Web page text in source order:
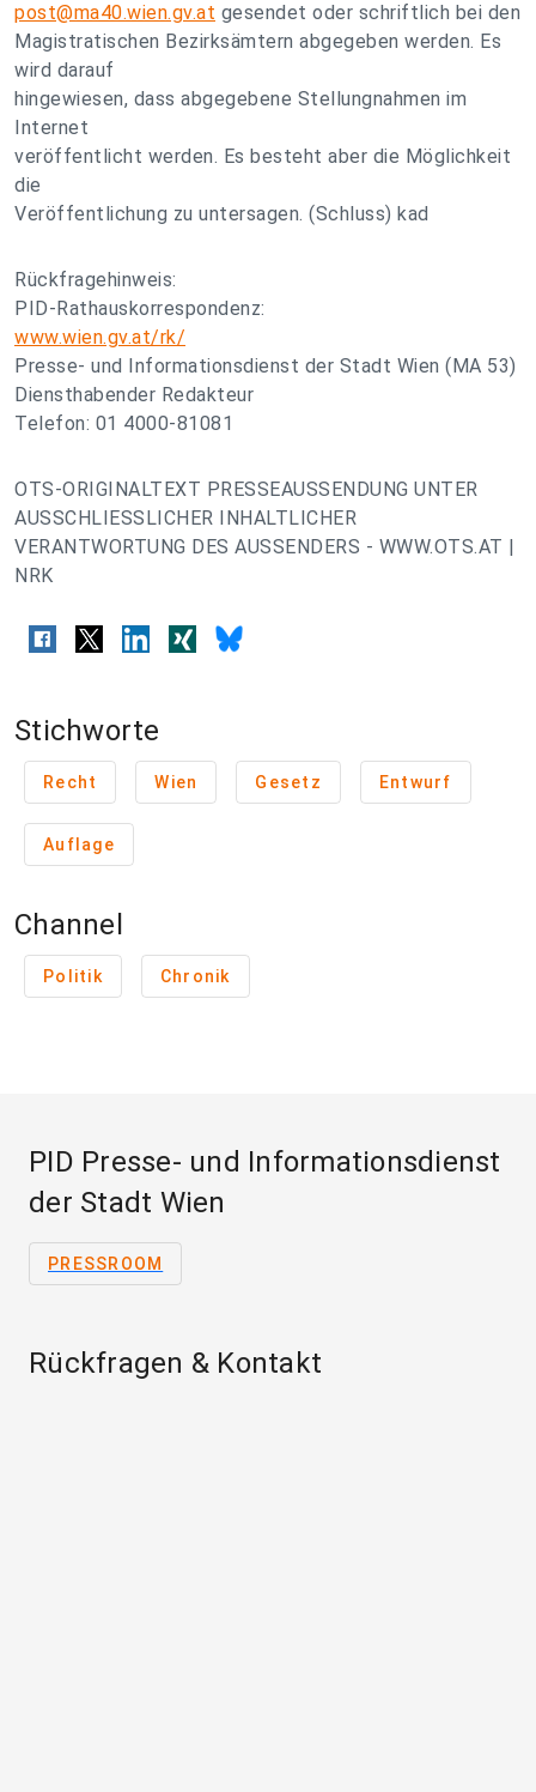
post@ma40.wien.gv.at gesendet oder schriftlich bei den
Magistratischen Bezirksämtern abgegeben werden. Es
wird darauf
hingewiesen, dass abgegebene Stellungnahmen im
Internet
veröffentlicht werden. Es besteht aber die Möglichkeit
die
Veröffentlichung zu untersagen. (Schluss) kad
Rückfragehinweis:
PID-Rathauskorrespondenz:
www.wien.gv.at/rk/
Presse- und Informationsdienst der Stadt Wien (MA 53)
Diensthabender Redakteur
Telefon: 01 4000-81081
OTS-ORIGINALTEXT PRESSEAUSSENDUNG UNTER
AUSSCHLIESSLICHER INHALTLICHER
VERANTWORTUNG DES AUSSENDERS - WWW.OTS.AT |
NRK
Stichworte
Recht Wien Gesetz Entwurf
Auflage
Channel
Politik Chronik
PID Presse- und Informationsdienst
der Stadt Wien
PRESSROOM
Rückfragen & Kontakt